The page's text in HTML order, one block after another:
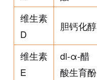
维生素
D
胆钙化醇
维生素
E
dl-α-醋
酸生育酚